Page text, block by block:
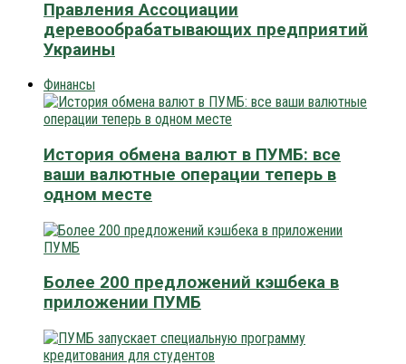
Правления Ассоциации
деревообрабатывающих предприятий
Украины
Финансы
История обмена валют в ПУМБ: все
ваши валютные операции теперь в
одном месте
Более 200 предложений кэшбека в
приложении ПУМБ